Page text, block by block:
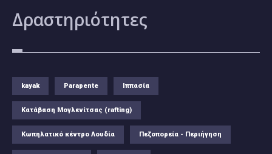
Δραστηριότητες
kayak Parapente Ιππασία
Κατάβαση Μογλενίτσας (rafting)
Κωπηλατικό κέντρο Λουδία Πεζοπορεία - Περιήγηση